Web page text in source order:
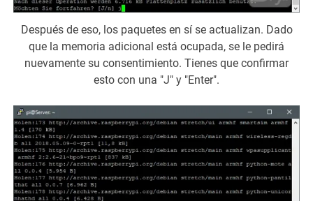
Después de eso, los paquetes en sí se actualizan. Dado
que la memoria adicional está ocupada, se le pedirá
nuevamente su consentimiento. Tienes que confirmar
esto con una "J" y "Enter".